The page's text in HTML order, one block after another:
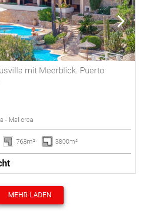
mit Meerblick. Puerto
- Mallorca
768m² 3800m²
MEHR LADEN